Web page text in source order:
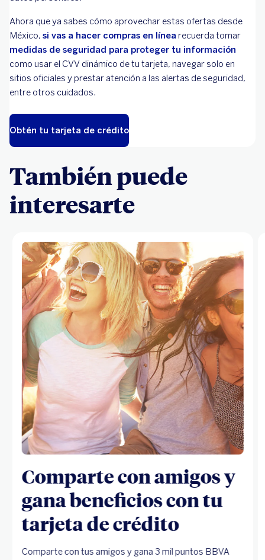
Ahora que ya sabes cómo aprovechar estas ofertas desde
México, si vas a hacer compras en línea recuerda tomar
medidas de seguridad para proteger tu información
como usar el CVV dinámico de tu tarjeta, navegar solo en
sitios oficiales y prestar atención a las alertas de seguridad,
entre otros cuidados.
Obtén tu tarjeta de crédito
También puede
interesarte
Comparte con amigos y
gana beneficios con tu
tarjeta de crédito
Comparte con tus amigos y gana 3 mil puntos BBVA